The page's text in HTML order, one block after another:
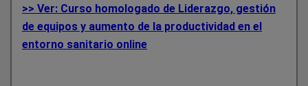
>> Ver: Curso homologado de Liderazgo, gestión
de equipos y aumento de la productividad en el
entorno sanitario online